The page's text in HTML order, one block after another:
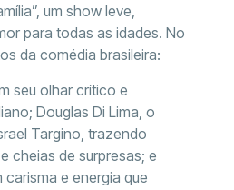
um show leve,
para todas as idades. No
da comédia brasileira:
seu olhar crítico e
Douglas Di Lima, o
Targino, trazendo
cheias de surpresas; e
e energia que